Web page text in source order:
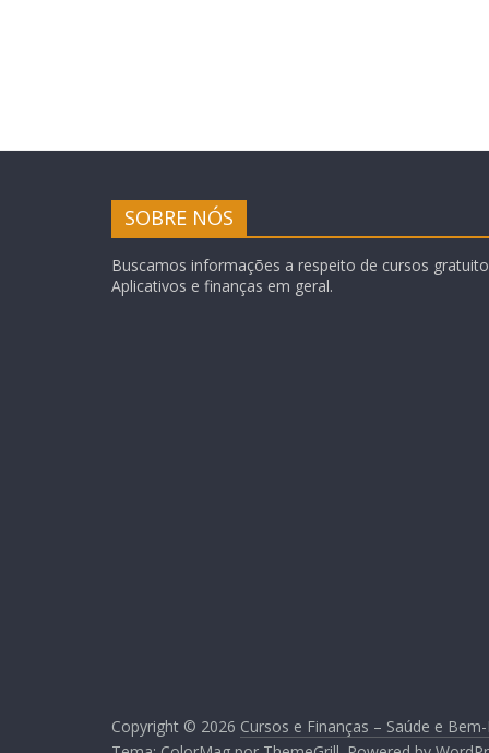
SOBRE NÓS
Buscamos informações a respeito de cursos
Aplicativos e finanças em geral.
Copyright © 2026 Cursos e Finanças – Saúde e